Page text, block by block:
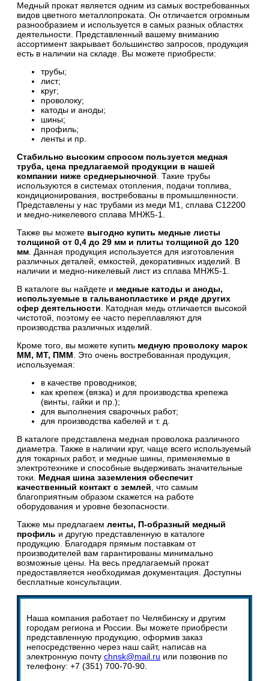
Медный прокат является одним из самых востребованных
видов цветного металлопроката. Он отличается огромным
разнообразием и используется в самых разных областях
деятельности. Представленный вашему вниманию
ассортимент закрывает большинство запросов, продукция
есть в наличии на складе. Вы можете приобрести:
трубы;
лист;
круг;
проволоку;
катоды и аноды;
шины;
профиль;
ленты и пр.
Стабильно высоким спросом пользуется медная
труба, цена предлагаемой продукции в нашей
компании ниже среднерыночной . Такие трубы
используются в системах отопления, подачи топлива,
кондиционирования, востребованы в промышленности.
Представлены у нас трубами из меди М1, сплава C12200
и медно-никелевого сплава МНЖ5-1.
Также вы можете выгодно купить медные листы
толщиной от 0,4 до 29 мм и плиты толщиной до 120
мм . Данная продукция используется для изготовления
различных деталей, емкостей, декоративных изделий. В
наличии и медно-никелевый лист из сплава МНЖ5-1.
В каталоге вы найдете и медные катоды и аноды,
используемые в гальванопластике и ряде других
сфер деятельности . Катодная медь отличается высокой
чистотой, поэтому ее часто переплавляют для
производства различных изделий.
Кроме того, вы можете купить медную проволоку марок
ММ, МТ, ПММ . Это очень востребованная продукция,
используемая:
в качестве проводников;
как крепеж (вязка) и для производства крепежа
(винты, гайки и пр.);
для выполнения сварочных работ;
для производства кабелей и т. д.
В каталоге представлена медная проволока различного
диаметра. Также в наличии круг, чаще всего используемый
для токарных работ, и медные шины, применяемые в
электротехнике и способные выдерживать значительные
токи. Медная шина заземления обеспечит
качественный контакт с землей , что самым
благоприятным образом скажется на работе
оборудования и уровне безопасности.
Также мы предлагаемленты, П-образный медный
профиль и другую представленную в каталоге
продукцию. Благодаря прямым поставкам от
производителей вам гарантированы минимально
возможные цены. На весь предлагаемый прокат
предоставляется необходимая документация. Доступны
бесплатные консультации.
Наша компания работает по Челябинску и другим
городам региона и России. Вы можете приобрести
представленную продукцию, оформив заказ
непосредственно через наш сайт, написав на
электронную почтуchnsk@mail.ru или позвонив по
телефону: +7 (351) 700-70-90.